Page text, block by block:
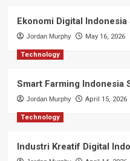
Ekonomi Digital
Jordan Murphy May 16, 2026
Technology
Smart Farming Indonesia
Jordan Murphy April 15, 2026
Technology
Industri Kreatif Digital